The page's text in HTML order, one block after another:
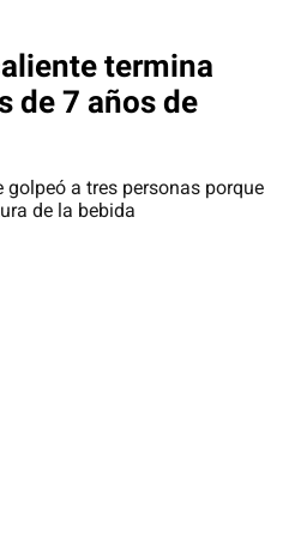
termina
de 7 años de
golpeó a tres personas porque
de la bebida